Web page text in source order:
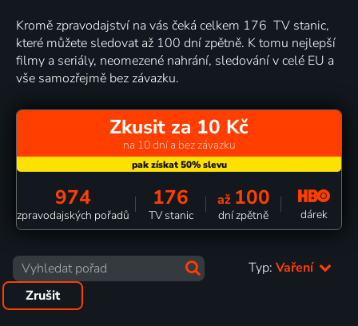
Kromě zpravodajství na vás čeká celkem 176 TV stanic,
které můžete sledovat až 100 dní zpětně. K tomu nejlepší
filmy a seriály, neomezené nahrání, sledování v celé EU a
vše samozřejmě bez závazku.
Zkusit za 10 Kč
na 10 dní a bez závazku
974
zpravodajských pořadů
176
TV stanic
až 100
dní zpětně dárek
Typ: Vaření
Zrušit